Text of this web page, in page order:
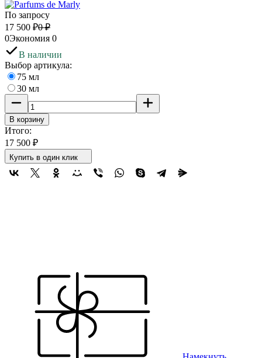
По запросу
17 500 ₽0 ₽
0Экономия 0
В наличии
Выбор артикула:
75 мл
30 мл
В корзину
Итого:
17 500 ₽
Купить в один клик